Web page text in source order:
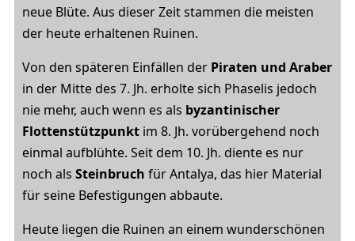
neue Blüte. Aus dieser Zeit stammen die meisten
der heute erhaltenen Ruinen.
Von den späteren Einfällen der Piraten und Araber
in der Mitte des 7. Jh. erholte sich Phaselis jedoch
nie mehr, auch wenn es als byzantinischer
Flottenstützpunkt im 8. Jh. vorübergehend noch
einmal aufblühte. Seit dem 10. Jh. diente es nur
noch als Steinbruch für Antalya, das hier Material
für seine Befestigungen abbaute.
Heute liegen die Ruinen an einem wunderschönen